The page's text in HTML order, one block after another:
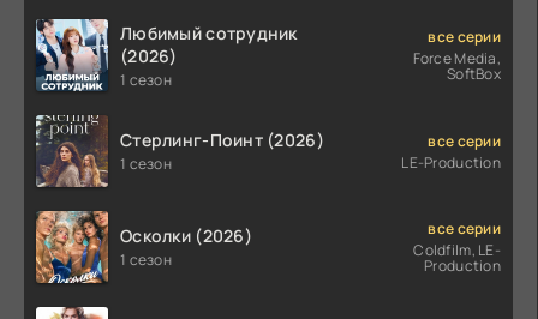
Любимый сотрудник
(2026)
1 сезон
все серии
Force Media,
SoftBox
Стерлинг-Поинт (2026)
1 сезон
все серии
LE-Production
Осколки (2026)
1 сезон
все серии
Coldfilm, LE-
Production